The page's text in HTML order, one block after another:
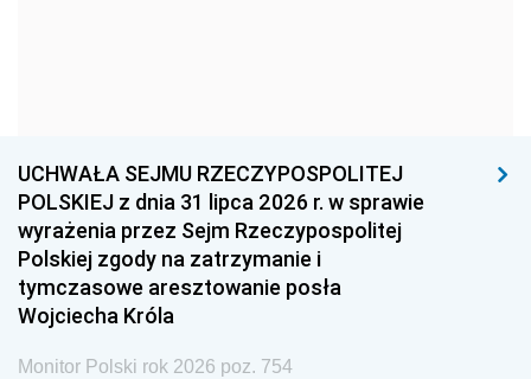
1954 1953 1952
1951 1950 1949
1948 1947
1939
UCHWAŁA SEJMU RZECZYPOSPOLITEJ
POLSKIEJ z dnia 31 lipca 2026 r. w sprawie
wyrażenia przez Sejm Rzeczypospolitej
Polskiej zgody na zatrzymanie i
tymczasowe aresztowanie posła
Wojciecha Króla
Monitor Polski rok 2026 poz. 754